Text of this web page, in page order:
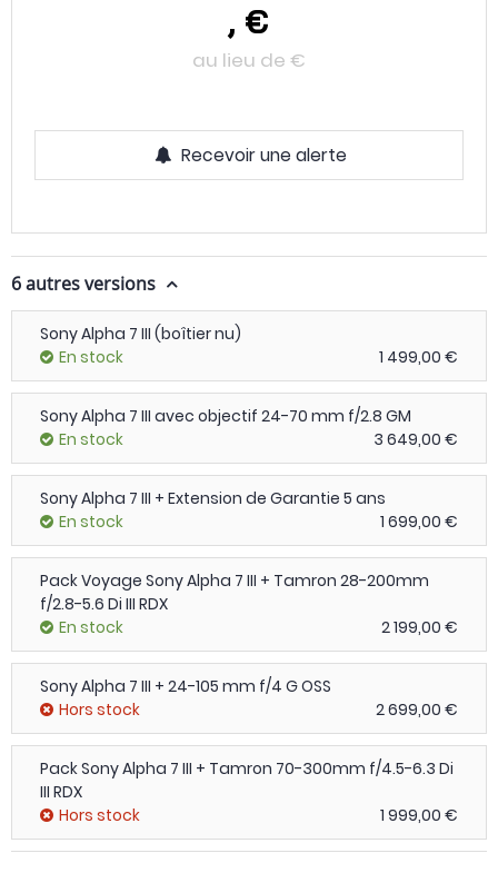
, €
au lieu de €
Recevoir une alerte
6 autres versions
Sony Alpha 7 III (boîtier nu)
En stock
1 499,00 €
Sony Alpha 7 III avec objectif 24-70 mm f/2.8 GM
En stock
3 649,00 €
Sony Alpha 7 III + Extension de Garantie 5 ans
En stock
1 699,00 €
Pack Voyage Sony Alpha 7 III + Tamron 28-200mm
f/2.8-5.6 Di III RDX
En stock
2 199,00 €
Sony Alpha 7 III + 24-105 mm f/4 G OSS
Hors stock
2 699,00 €
Pack Sony Alpha 7 III + Tamron 70-300mm f/4.5-6.3 Di
III RDX
Hors stock
1 999,00 €